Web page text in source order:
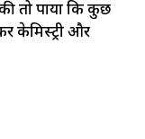
तो पाया कि कुछ
केमिस्ट्री और